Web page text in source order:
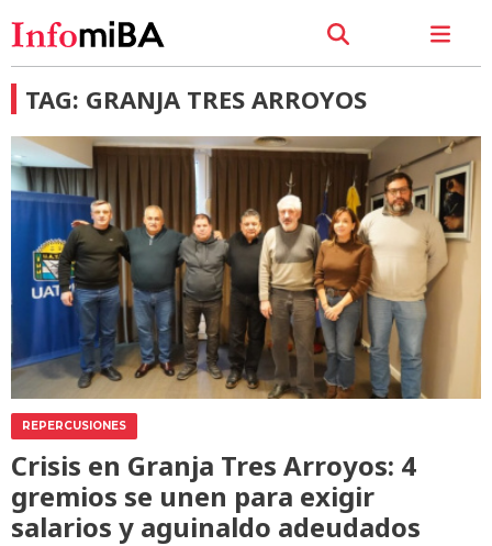
TAG: GRANJA TRES ARROYOS
REPERCUSIONES
Crisis en Granja Tres Arroyos: 4
gremios se unen para exigir
salarios y aguinaldo adeudados